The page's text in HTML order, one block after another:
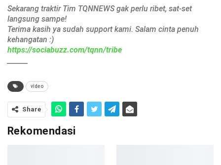
Sekarang traktir Tim TQNNEWS gak perlu ribet, sat-set
langsung sampe!
Terima kasih ya sudah support kami. Salam cinta penuh
kehangatan :)
https://sociabuzz.com/tqnn/tribe
video
Share
Rekomendasi